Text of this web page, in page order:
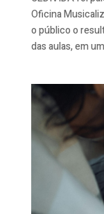
Oficina
o público o
das aulas, em